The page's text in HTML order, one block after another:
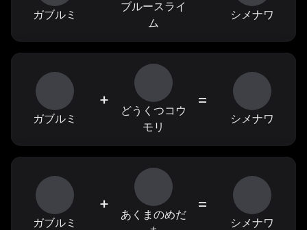
ガブルミ
ブルースライ
ム
シメナワ
ガブルミ
+
どうくつコウ
モリ
=
シメナワ
ガブルミ
+
あくまのめだ
=
シメナワ